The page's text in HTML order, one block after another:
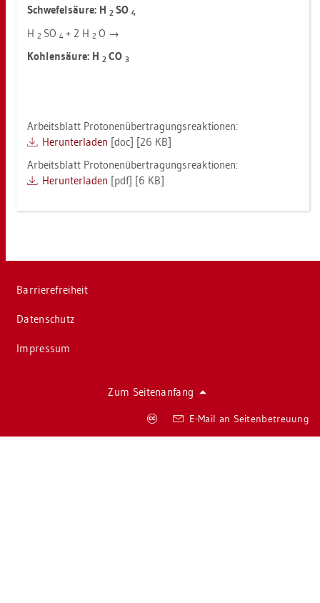
Schwe­fel­säu­re: H 2 SO 4
H 2 SO 4 + 2 H 2 O →
Koh­len­säu­re: H 2 CO 3
Ar­beits­blatt Pro­to­nen­über­tra­gungs­re­ak­tio­nen:
Her­un­ter­la­den [doc] [26 KB]
Ar­beits­blatt Pro­to­nen­über­tra­gungs­re­ak­tio­nen:
Her­un­ter­la­den [pdf] [6 KB]
Bar­rie­re­frei­heit
Da­ten­schutz
Im­pres­sum
Zum Sei­ten­an­fang
E-Mail an Sei­ten­be­treu­ung
Co­